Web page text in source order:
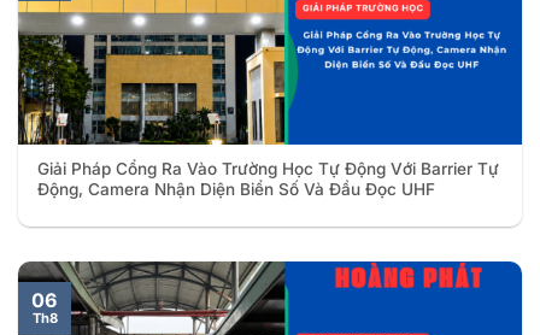
Giải Pháp Cổng Ra Vào Trường Học Tự Động Với Barrier Tự
Động, Camera Nhận Diện Biển Số Và Đầu Đọc UHF
06
Th8